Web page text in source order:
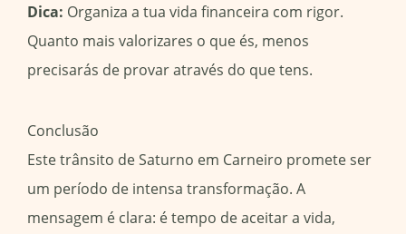
Dica: Organiza a tua vida financeira com rigor.
Quanto mais valorizares o que és, menos
precisarás de provar através do que tens.
Conclusão
Este trânsito de Saturno em Carneiro promete ser
um período de intensa transformação. A
mensagem é clara: é tempo de aceitar a vida,